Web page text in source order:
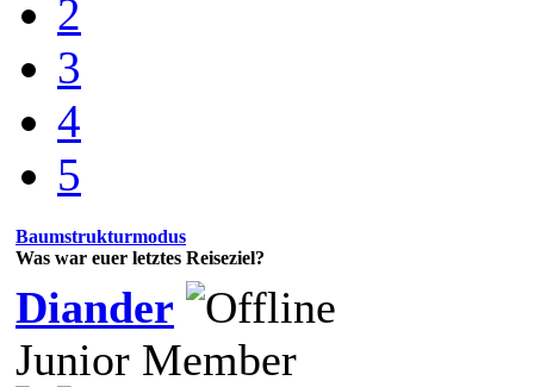
2
3
4
5
Baumstrukturmodus
Was war euer letztes Reiseziel?
Diander
Junior Member